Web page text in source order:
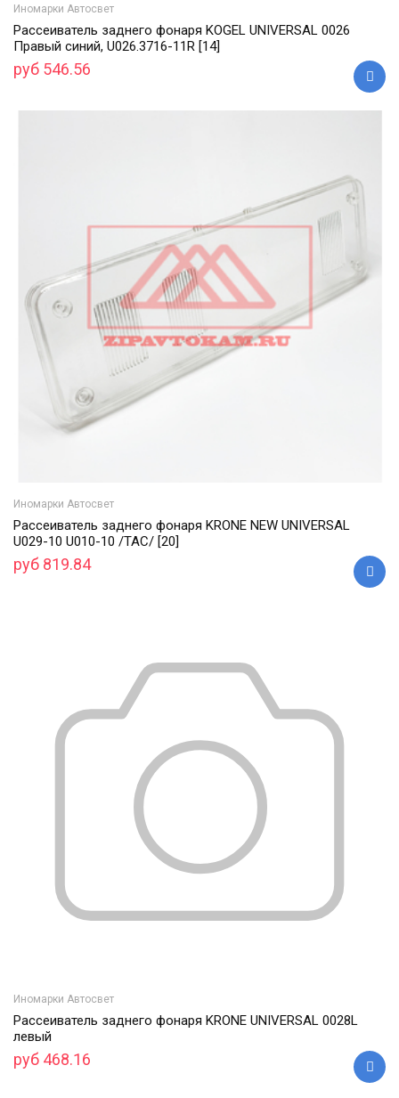
Иномарки Автосвет
Рассеиватель заднего фонаря KOGEL UNIVERSAL 0026
Правый синий, U026.3716-11R [14]
руб 546.56
Иномарки Автосвет
Рассеиватель заднего фонаря KRONE NEW UNIVERSAL
U029-10 U010-10 /ТАС/ [20]
руб 819.84
Иномарки Автосвет
Рассеиватель заднего фонаря KRONE UNIVERSAL 0028L
левый
руб 468.16